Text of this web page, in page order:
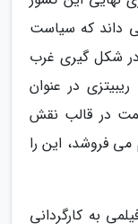
داند که سیاست
شکل گیری غرب
در عنوان
در قالب نقش
فروشد، این را
به کارگردانی